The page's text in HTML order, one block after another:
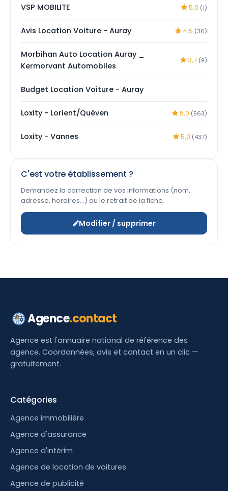
VSP MOBILITE 5,0 (1)
Avis Location Voiture - Auray 4,5 (36)
Morbihan Auto Location Auray _
Kermorvant Automobiles
3,7 (9)
Budget Location Voiture - Auray
Loxity - Lorient/Quéven 5,0 (563)
Loxity - Vannes 5,0 (437)
C'est votre établissement ?
Demandez la correction de vos informations (nom,
adresse, horaires…) ou le retrait de la fiche.
Modifier / supprimer
Agence.contact
Agence est l'annuaire national de référence des
agence. Coordonnées, avis et contact en un clic —
gratuitement.
Catégories
Agence immobilière
Agence d'assurance
Agence d'intérim
Agence de location de voitures
Agence de publicité